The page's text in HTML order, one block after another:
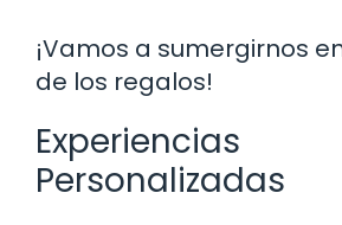
¡Vamos a sumergirnos
de los regalos!
Experiencias
Personalizadas